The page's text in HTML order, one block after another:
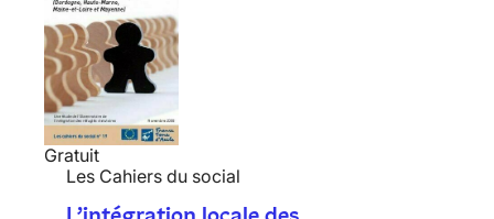
Gratuit
Les Cahiers du social